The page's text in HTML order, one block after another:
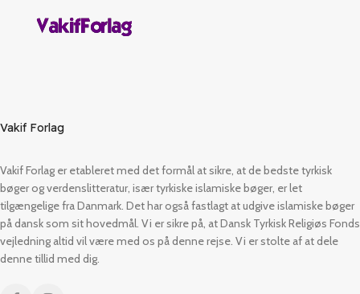
Vakif Forlag
Vakif Forlag er etableret med det formål at sikre, at de bedste tyrkisk
bøger og verdenslitteratur, især tyrkiske islamiske bøger, er let
tilgængelige fra Danmark. Det har også fastlagt at udgive islamiske bøger
på dansk som sit hovedmål. Vi er sikre på, at Dansk Tyrkisk Religiøs Fonds
vejledning altid vil være med os på denne rejse. Vi er stolte af at dele
denne tillid med dig.